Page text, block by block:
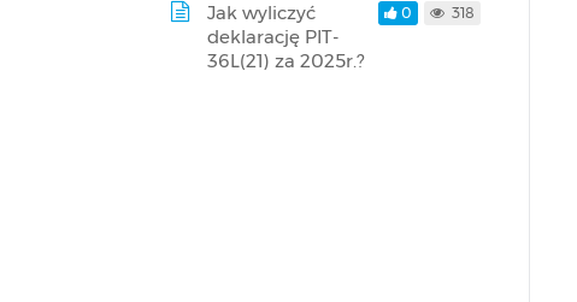
Jak wyliczyć
deklarację PIT-
36L(21) za 2025r.?
0 318